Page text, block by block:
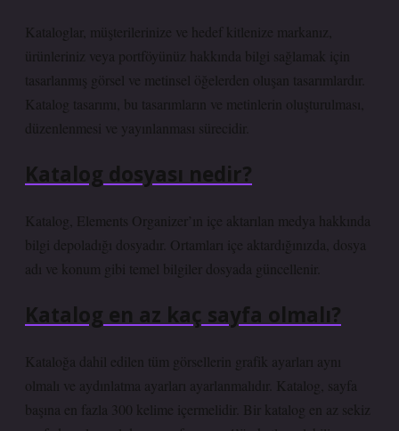
Kataloglar, müşterilerinize ve hedef kitlenize markanız,
ürünleriniz veya portföyünüz hakkında bilgi sağlamak için
tasarlanmış görsel ve metinsel öğelerden oluşan tasarımlardır.
Katalog tasarımı, bu tasarımların ve metinlerin oluşturulması,
düzenlenmesi ve yayınlanması sürecidir.
Katalog dosyası nedir?
Katalog, Elements Organizer’ın içe aktarılan medya hakkında
bilgi depoladığı dosyadır. Ortamları içe aktardığınızda, dosya
adı ve konum gibi temel bilgiler dosyada güncellenir.
Katalog en az kaç sayfa olmalı?
Kataloğa dahil edilen tüm görsellerin grafik ayarları aynı
olmalı ve aydınlatma ayarları ayarlanmalıdır. Katalog, sayfa
başına en fazla 300 kelime içermelidir. Bir katalog en az sekiz